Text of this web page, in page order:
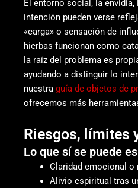
El entorno social, la
intención pueden verse
«carga» o sensación de
hierbas funcionan como
la raíz del problema es
ayudando a distinguir lo
nuestra guía de objetos de
ofrecemos más
Riesgos, límites
Lo que sí se puede
Claridad emocional o
Alivio espiritual tras